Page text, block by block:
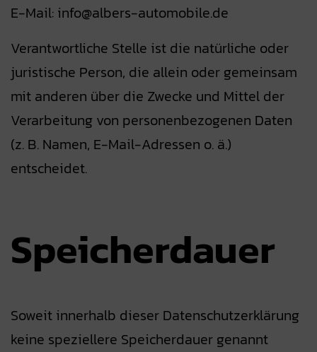
E-Mail: info@albers-automobile.de
Verantwortliche Stelle ist die natürliche oder
juristische Person, die allein oder gemeinsam
mit anderen über die Zwecke und Mittel der
Verarbeitung von personenbezogenen Daten
(z. B. Namen, E-Mail-Adressen o. ä.)
entscheidet.
Speicherdauer
Soweit innerhalb dieser Datenschutzerklärung
keine speziellere Speicherdauer genannt